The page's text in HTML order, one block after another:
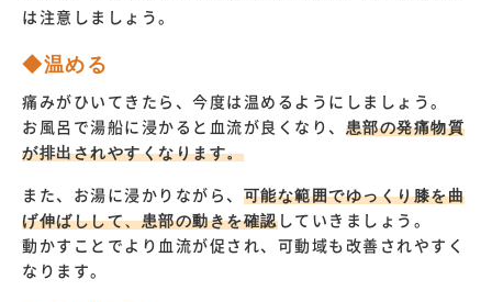
は注意しましょう。
◆温める
痛みがひいてきたら、今度は温めるようにしましょう。
お風呂で湯船に浸かると血流が良くなり、 患部の発痛物質
が排出されやすくなります。
また、お湯に浸かりながら、 可能な範囲でゆっくり膝を曲
げ伸ばしして、患部の動きを確認していきましょう。
動かすことでより血流が促され、可動域も改善されやすく
なります。